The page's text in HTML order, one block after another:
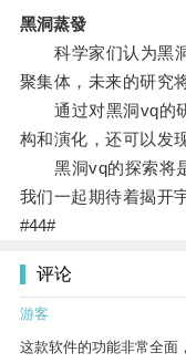
黑洞蒸發
科学家们认为黑洞
聚集体，未来的研究
通过对黑洞vq的研
构和演化，还可以发
黑洞vq的探索将是
我们一起期待着揭开
#44#
评论
游客
这款软件的功能非常全面